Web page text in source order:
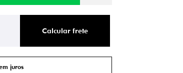
Calcular frete
juros